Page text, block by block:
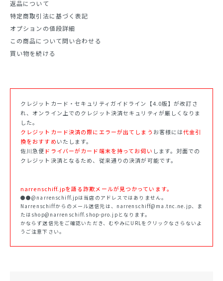
返品について
特定商取引法に基づく表記
オプションの値段詳細
この商品について問い合わせる
買い物を続ける
クレジットカード・セキュリティガイドライン【4.0版】が改訂さ
れ、オンライン上でのクレジット決済セキュリティが厳しくなりま
した。
クレジットカード決済の際にエラーが出てしまう お客様には代金引
換をおすすめいたします。
佐川急便 ドライバーがカード端末を持ってお伺い します。対面での
クレジット決済となるため、従来通りの決済が可能です。
narrenschiff.jpを語る詐欺メールが見つかっています。
●●@narrenschiff.jpは当店のアドレスではありません。
Narrenschiffからのメール送信元は、narrenschiff@ma.tnc.ne.jp、ま
たはshop@narrenschiff.shop-pro.jpとなります。
かならず送信元をご確認いただき、むやみにURLをクリックなさらないよ
うご注意下さい。